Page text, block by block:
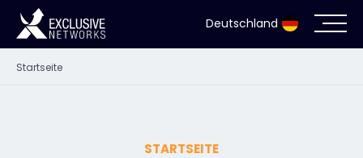
Deutschland
Startseite
STARTSEITE